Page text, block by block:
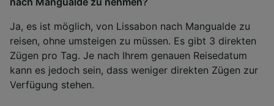
Ja, es ist möglich, von Lissabon nach Mangualde zu
reisen, ohne umsteigen zu müssen. Es gibt 3 direkten
Zügen pro Tag. Je nach Ihrem genauen Reisedatum
kann es jedoch sein, dass weniger direkten Zügen zur
Verfügung stehen.